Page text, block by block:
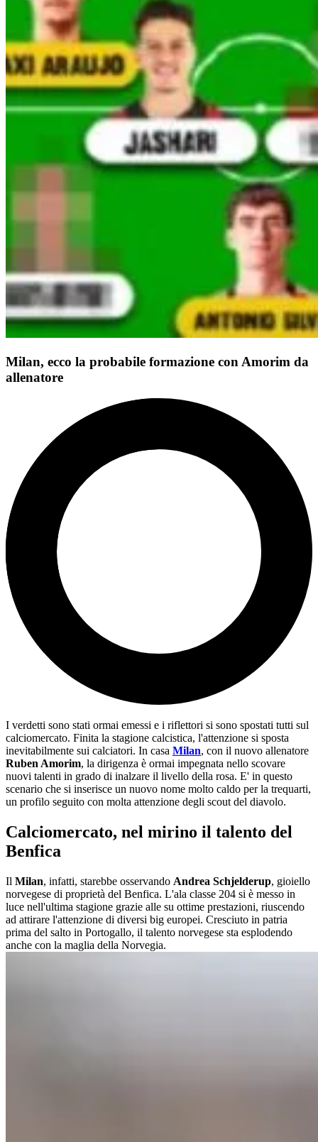
Milan, ecco la probabile formazione con Amorim da
allenatore
I verdetti sono stati ormai emessi e i riflettori si sono spostati tutti sul
calciomercato. Finita la stagione calcistica, l'attenzione si sposta
inevitabilmente sui calciatori. In casa Milan, con il nuovo allenatore
Ruben Amorim, la dirigenza è ormai impegnata nello scovare
nuovi talenti in grado di inalzare il livello della rosa. E' in questo
scenario che si inserisce un nuovo nome molto caldo per la trequarti,
un profilo seguito con molta attenzione degli scout del diavolo.
Calciomercato, nel mirino il talento del
Benfica
Il Milan, infatti, starebbe osservando Andrea Schjelderup, gioiello
norvegese di proprietà del Benfica. L'ala classe 204 si è messo in
luce nell'ultima stagione grazie alle su ottime prestazioni, riuscendo
ad attirare l'attenzione di diversi big europei. Cresciuto in patria
prima del salto in Portogallo, il talento norvegese sta esplodendo
anche con la maglia della Norvegia.